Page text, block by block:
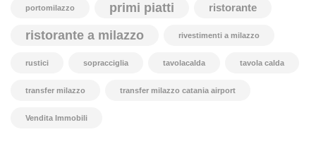
portomilazzo primi piatti ristorante
ristorante a milazzo rivestimenti a milazzo
rustici sopracciglia tavolacalda tavola calda
transfer milazzo transfer milazzo catania airport
Vendita Immobili